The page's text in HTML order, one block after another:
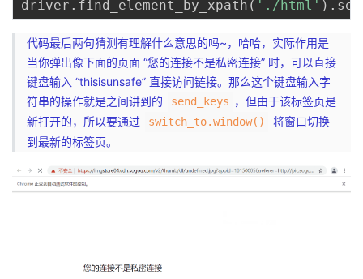
driver . find_element_by_xpath ( './html' ) .
代码最后两句猜测有理解什么意思的吗~，哈哈，实际作用是
当你弹出像下面的页面 “您的连接不是私密连接” 时，可以直接
键盘输入 “thisisunsafe” 直接访问链接。那么这个键盘输入字
符串的操作就是之间讲到的
send_keys ，但由于该标签页是
新打开的，所以要通过
switch_to.window()
将窗口切换
到最新的标签页。